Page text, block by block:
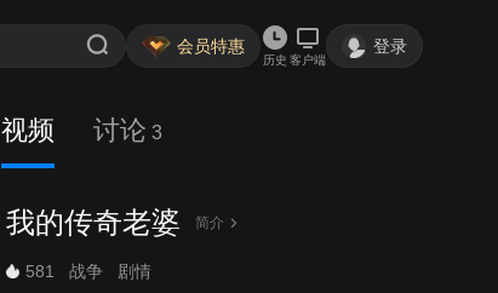
会员特惠
历史 客户端
登录
视频 讨论 3
我的传奇老婆 简介
581 战争 剧情